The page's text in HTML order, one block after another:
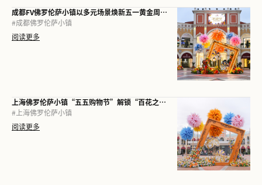
成都FV佛罗伦萨小镇以多元场景焕新五一黄金周，加码“体验经济”
#成都佛罗伦萨小镇
阅读更多
上海佛罗伦萨小镇“五五购物节”解锁“百花之城”，一站尽享意式春夏
# 上海佛罗伦萨小镇
阅读更多